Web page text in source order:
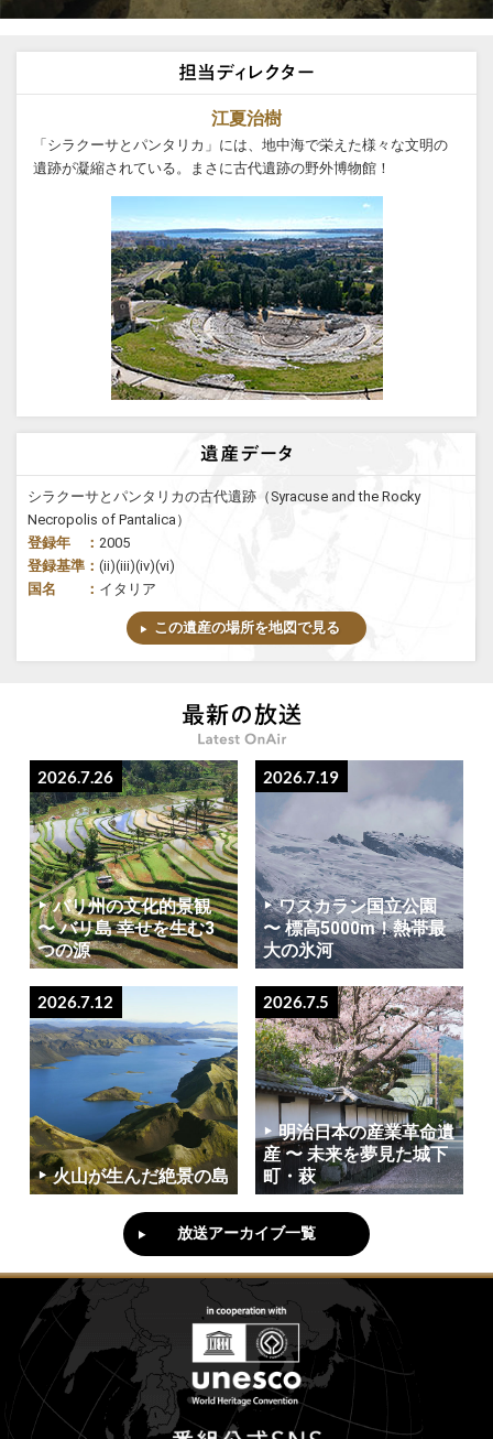
江夏治樹
「シラクーサとパンタリカ」には、地中海で栄えた様々な文明の
遺跡が凝縮されている。まさに古代遺跡の野外博物館！
シラクーサとパンタリカの古代遺跡（Syracuse and the Rocky
Necropolis of Pantalica）
登録年 ： 2005
登録基準： (ii)(iii)(iv)(vi)
国名 ： イタリア
この遺産の場所を地図で見る
2026.7.26
バリ州の文化的景観
〜 バリ島 幸せを生む3
つの源
2026.7.19
ワスカラン国立公園
〜 標高5000m！熱帯最
大の氷河
2026.7.12
火山が生んだ絶景の島
2026.7.5
明治日本の産業革命遺
産 〜 未来を夢見た城下
町・萩
放送アーカイブ一覧